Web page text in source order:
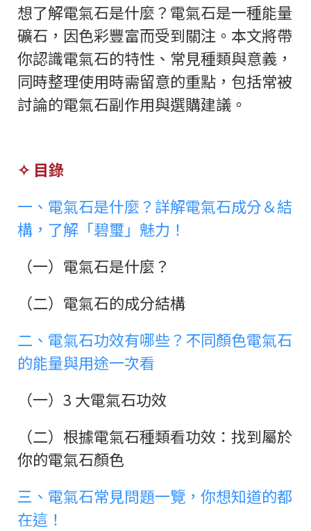
想了解電氣石是什麼？電氣石是一種能量
礦石，因色彩豐富而受到關注。本文將帶
你認識電氣石的特性、常見種類與意義，
同時整理使用時需留意的重點，包括常被
討論的電氣石副作用與選購建議。
✧ 目錄
一、電氣石是什麼？詳解電氣石成分＆結
構，了解「碧璽」魅力！
（一）電氣石是什麼？
（二）電氣石的成分結構
二、電氣石功效有哪些？不同顏色電氣石
的能量與用途一次看
（一）3 大電氣石功效
（二）根據電氣石種類看功效：找到屬於
你的電氣石顏色
三、電氣石常見問題一覽，你想知道的都
在這！